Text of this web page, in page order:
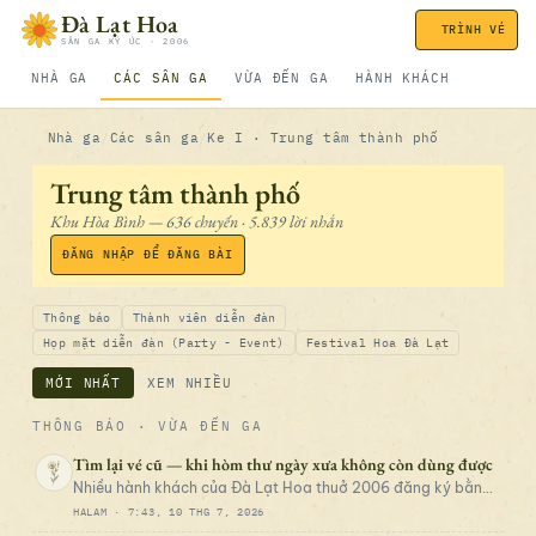
Bỏ qua nội dungĐà Lạt Hoa
SÂN GA KÝ ỨC · 2006
NHÀ GA CÁC SÂN GA VỪA ĐẾN GA HÀNH KHÁCH
TRÌNH VÉ
Nhà ga Các sân ga Ke I · Trung tâm thành phố
Trung tâm thành phố
Khu Hòa Bình — 636 chuyến · 5.839 lời nhắn
ĐĂNG NHẬP ĐỂ ĐĂNG BÀI
Thông báo
Thành viên diễn đàn
Họp mặt diễn đàn (Party - Event)
Festival Hoa Đà Lạt
MỚI NHẤT XEM NHIỀU
THÔNG BÁO · VỪA ĐẾN GA
Tìm lại vé cũ — khi hòm thư ngày xưa không còn dùng được
Nhiều hành khách của Đà Lạt Hoa thuở 2006 đăng ký bằng
hòm thư Yahoo, VNN… nay đã thất lạc chìa khóa. Vé của bạn
HALAM · 7:43, 10 THG 7, 2026